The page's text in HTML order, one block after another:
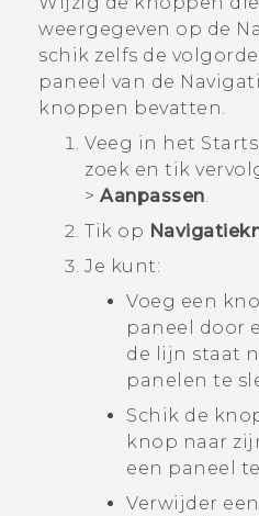
weergegeven op de
schik zelfs de
paneel van de
knoppen bevatten.
Veeg in het
zoek en tik
> Aanpassen.
Tik op
Je kunt:
Voeg een
paneel door
de lijn staat
panelen te
Schik de
knop naar
een paneel
Verwijder